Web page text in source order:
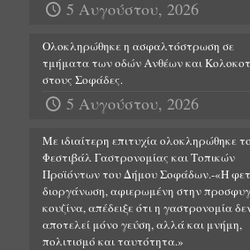
5 Αυγούστου, 2026
Ολοκληρώθηκε η ασφαλτόστρωση σε
τμήματα των οδών Ανθέων και
στους Σοφάδες.
5 Αυγούστου, 2026
Με ιδιαίτερη επιτυχία ολοκληρώθηκε
Φεστιβάλ Γαστρονομίας και Τοπικών
Προϊόντων του Δήμου Σοφάδων.-«Η
διοργάνωση, αφιερωμένη στην
κουζίνα, απέδειξε ότι η γαστρονομία
αποτελεί μόνο γεύση, αλλά και μνήμη,
πολιτισμό και ταυτότητα.»